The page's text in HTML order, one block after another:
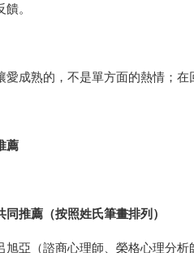
。
熟的，不是單方面的熱情；在回
薦
薦（按照姓氏筆畫排列）
（諮商心理師、榮格心理分析